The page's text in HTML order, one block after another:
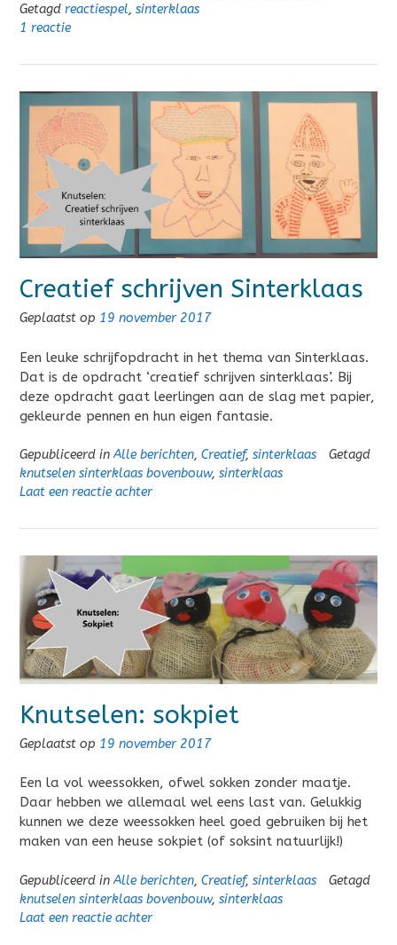
Getagd reactiespel, sinterklaas
1 reactie
Creatief schrijven Sinterklaas
Geplaatst op 19 november 2017
Een leuke schrijfopdracht in het thema van Sinterklaas.
Dat is de opdracht ‘creatief schrijven sinterklaas’. Bij
deze opdracht gaat leerlingen aan de slag met papier,
gekleurde pennen en hun eigen fantasie.
Gepubliceerd inAlle berichten, Creatief, sinterklaas
Getagd
knutselen sinterklaas bovenbouw, sinterklaas
Laat een reactie achter
Knutselen: sokpiet
Geplaatst op 19 november 2017
Een la vol weessokken, ofwel sokken zonder maatje.
Daar hebben we allemaal wel eens last van. Gelukkig
kunnen we deze weessokken heel goed gebruiken bij het
maken van een heuse sokpiet (of soksint natuurlijk!)
Gepubliceerd inAlle berichten, Creatief, sinterklaas
Getagd
knutselen sinterklaas bovenbouw, sinterklaas
Laat een reactie achter